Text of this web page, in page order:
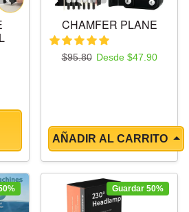
oferta
CHAMFER PLANE
Precio regular
$95.80 Precio de oferta
Desde $47.90
AÑADIR AL CARRITO
Guardar 50%